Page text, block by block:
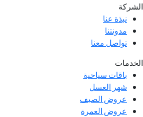
الشركة
نبذة عنا
مدونتنا
تواصل معنا
الخدمات
باقات سياحية
شهر العسل
عروض الصيف
عروض العمرة